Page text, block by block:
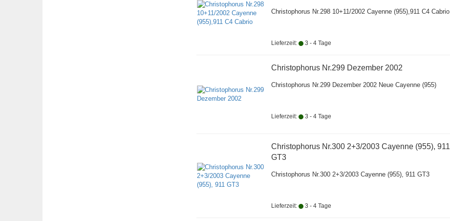
Christophorus Nr.298 10+11/2002 Cayenne (955),911 C4 Cabrio
Lieferzeit: 3 - 4 Tage
Christophorus Nr.299 Dezember 2002
Christophorus Nr.299 Dezember 2002 Neue Cayenne (955)
Lieferzeit: 3 - 4 Tage
Christophorus Nr.300 2+3/2003 Cayenne (955), 911
GT3
Christophorus Nr.300 2+3/2003 Cayenne (955), 911 GT3
Lieferzeit: 3 - 4 Tage